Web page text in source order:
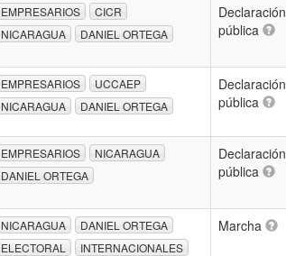
EMPRESARIOS
CICR
NICARAGUA
DANIEL ORTEGA
Declaración
pública
EMPRESARIOS
UCCAEP
NICARAGUA
DANIEL ORTEGA
Declaración
pública
EMPRESARIOS
NICARAGUA
DANIEL ORTEGA
Declaración
pública
NICARAGUA
DANIEL ORTEGA
ELECTORAL
INTERNACIONALES
Marcha